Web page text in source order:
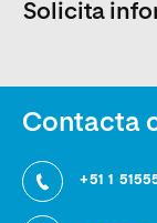
Solicita
Contacta
+51 1